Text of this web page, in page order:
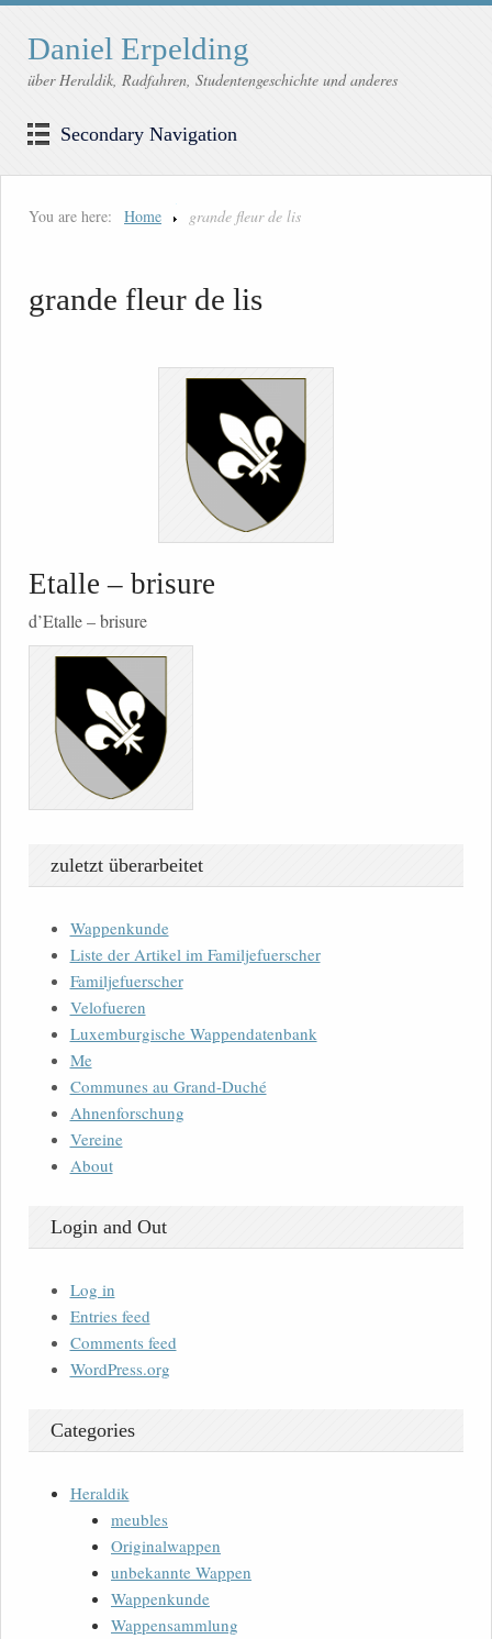
Daniel Erpelding
über Heraldik, Radfahren, Studentengeschichte und anderes
Secondary Navigation
You are here: Home grande fleur de lis
grande fleur de lis
Etalle – brisure
d’Etalle – brisure
zuletzt überarbeitet
Wappenkunde
Liste der Artikel im Familjefuerscher
Familjefuerscher
Velofueren
Luxemburgische Wappendatenbank
Me
Communes au Grand-Duché
Ahnenforschung
Vereine
About
Login and Out
Log in
Entries feed
Comments feed
WordPress.org
Categories
Heraldik
meubles
Originalwappen
unbekannte Wappen
Wappenkunde
Wappensammlung